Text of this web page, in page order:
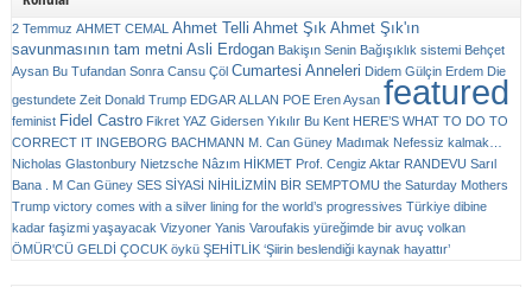
2 Temmuz AHMET CEMAL Ahmet Telli Ahmet Şık Ahmet Şık'ın
savunmasının tam metni Asli Erdogan Bakişın Senin Bağışıklık sistemi Behçet
Aysan Bu Tufandan Sonra Cansu Çöl Cumartesi Anneleri Didem Gülçin Erdem Die
gestundete Zeit Donald Trump EDGAR ALLAN POE Eren Aysan featured
feminist Fidel Castro Fikret YAZ Gidersen Yıkılır Bu Kent HERE’S WHAT TO DO TO
CORRECT IT INGEBORG BACHMANN M. Can Güney Madımak Nefessiz kalmak…
Nicholas Glastonbury Nietzsche Nâzım HİKMET Prof. Cengiz Aktar RANDEVU Sarıl
Bana . M Can Güney SES SİYASİ NİHİLİZMİN BİR SEMPTOMU the Saturday Mothers
Trump victory comes with a silver lining for the world’s progressives Türkiye dibine
kadar faşizmi yaşayacak Vizyoner Yanis Varoufakis yüreğimde bir avuç volkan
ÖMÜR'CÜ GELDİ ÇOCUK öykü ŞEHİTLİK ‘Şiirin beslendiği kaynak hayattır’